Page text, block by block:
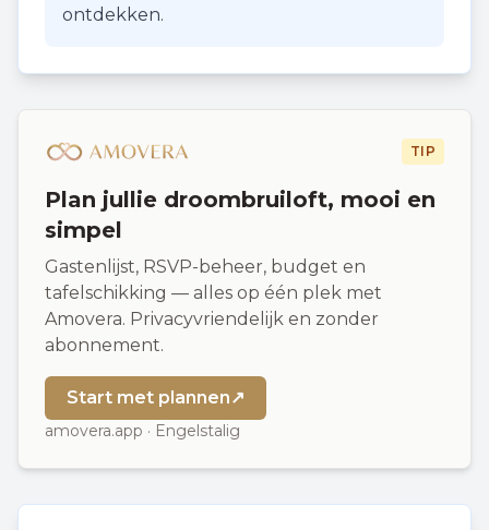
ontdekken.
TIP
Plan jullie droombruiloft, mooi en
simpel
Gastenlijst, RSVP-beheer, budget en
tafelschikking — alles op één plek met
Amovera. Privacyvriendelijk en zonder
abonnement.
Start met plannen↗
amovera.app · Engelstalig